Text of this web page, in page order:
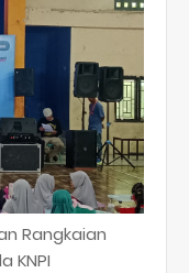
Rangkaian
KNPI